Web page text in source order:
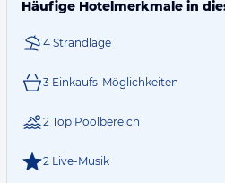
Häufige Hotelmerkmale in
4 Strandlage
3 Einkaufs-Möglichkeiten
2 Top Poolbereich
2 Live-Musik